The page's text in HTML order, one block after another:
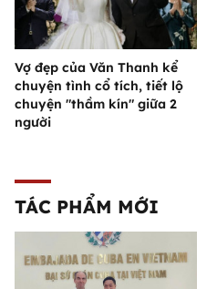
Vợ đẹp của Văn Thanh kể
chuyện tình cổ tích, tiết lộ
chuyện "thầm kín" giữa 2
người
TÁC PHẨM MỚI